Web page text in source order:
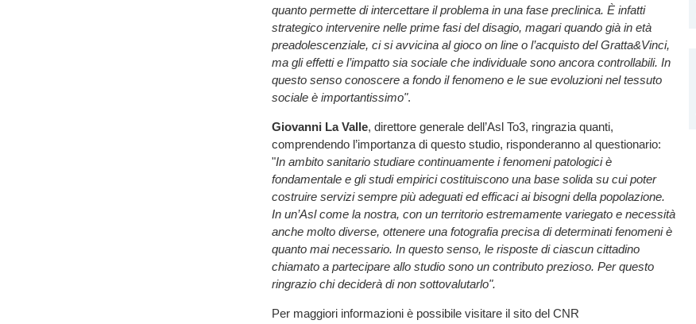
quanto permette di intercettare il problema in una fase preclinica. È infatti
strategico intervenire nelle prime fasi del disagio, magari quando già in età
preadolescenziale, ci si avvicina al gioco on line o l’acquisto del Gratta&Vinci,
ma gli effetti e l’impatto sia sociale che individuale sono ancora controllabili. In
questo senso conoscere a fondo il fenomeno e le sue evoluzioni nel tessuto
sociale è importantissimo".
Giovanni La Valle, direttore generale dell’Asl To3, ringrazia quanti,
comprendendo l’importanza di questo studio, risponderanno al questionario:
"In ambito sanitario studiare continuamente i fenomeni patologici è
fondamentale e gli studi empirici costituiscono una base solida su cui poter
costruire servizi sempre più adeguati ed efficaci ai bisogni della popolazione.
In un’Asl come la nostra, con un territorio estremamente variegato e necessità
anche molto diverse, ottenere una fotografia precisa di determinati fenomeni è
quanto mai necessario. In questo senso, le risposte di ciascun cittadino
chiamato a partecipare allo studio sono un contributo prezioso. Per questo
ringrazio chi deciderà di non sottovalutarlo".
Per maggiori informazioni è possibile visitare il sito del CNR